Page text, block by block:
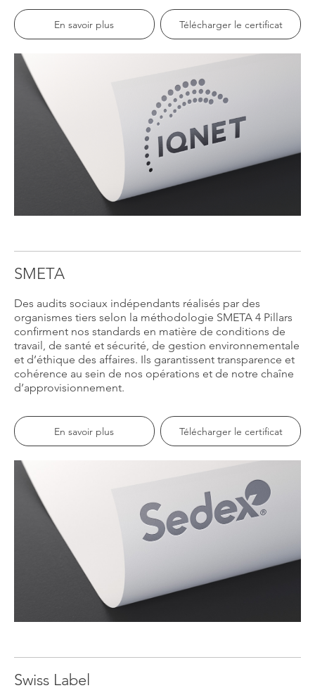
En savoir plus Télécharger le certificat
SMETA
Des audits sociaux indépendants réalisés par des
organismes tiers selon la méthodologie SMETA 4 Pillars
confirment nos standards en matière de conditions de
travail, de santé et sécurité, de gestion environnementale
et d’éthique des affaires. Ils garantissent transparence et
cohérence au sein de nos opérations et de notre chaîne
d’approvisionnement.
En savoir plus Télécharger le certificat
Swiss Label